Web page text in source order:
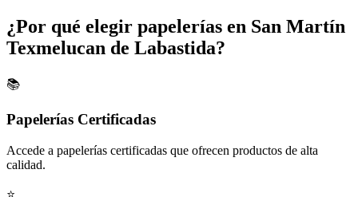
¿Por qué elegir papelerías en San Martín
Texmelucan de Labastida?
📚
Papelerías Certificadas
Accede a papelerías certificadas que ofrecen productos de alta
calidad.